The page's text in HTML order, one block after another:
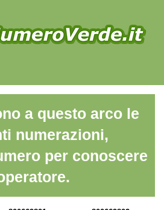
a questo arco le
numerazioni,
per conoscere